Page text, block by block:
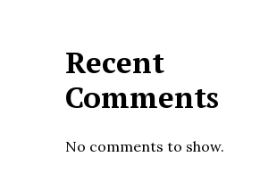
Recent
Comments
No comments to show.